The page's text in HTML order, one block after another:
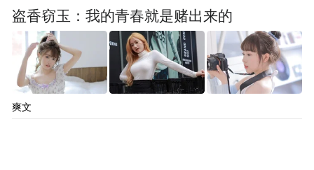
盗香窃玉：我的青春就是赌出来的
爽文